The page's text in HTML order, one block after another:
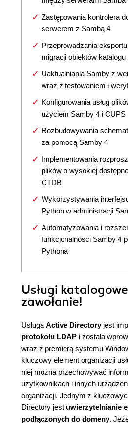
Zastępowania kontrolera
serwerem z Sambą 4
Przeprowadzania
migracji obiektów
Uaktualniania Samby z
wraz z testowaniem i
Konfigurowania usług
użyciem Samby 4 i CUPS
Rozbudowywania
za pomocą Samby 4
Implementowania
plików o wysokiej
CTDB
Wykorzystywania
Python w administracji
Automatyzowania i
funkcjonalności Samby 4
Pythona
Usługi
zawołanie!
Usługa Active Directoryjest
protokołu LDAP i została
wraz z premierą systemu
kluczowy element organizacji
niej można przechowywać
użytkownikach i innych
organizacji. Jednym z
Directory jest uwierzytelnianie
podłączonych do domeny.